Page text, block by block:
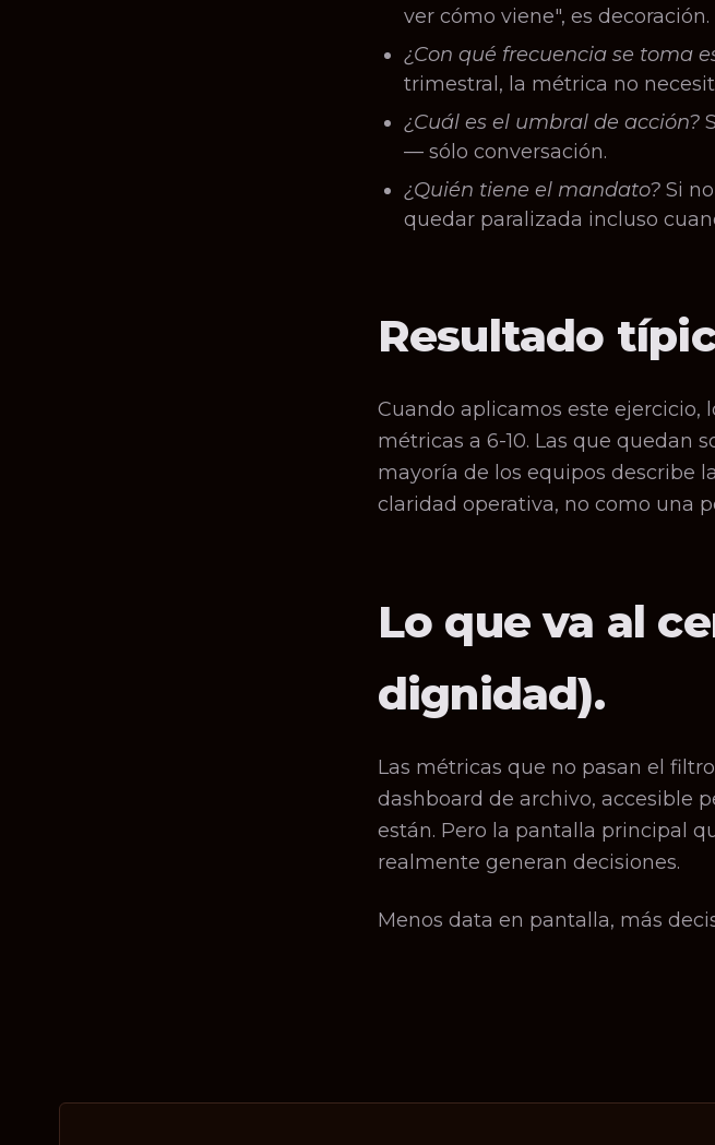
ver cómo viene", es decoración.
¿Con qué frecuencia se toma
trimestral, la métrica no
¿Cuál es el umbral de acción?
— sólo conversación.
¿Quién tiene el mandato?Si
quedar paralizada incluso
Resultado
Cuando aplicamos este ejercicio,
métricas a 6-10. Las que quedan
mayoría de los equipos describe
claridad operativa, no como una
Lo que va al
dignidad).
Las métricas que no pasan el
dashboard de archivo, accesible
están. Pero la pantalla principal
realmente generan decisiones.
Menos data en pantalla, más